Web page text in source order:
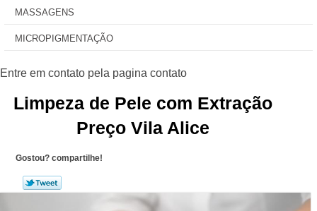
MASSAGENS
MICROPIGMENTAÇÃO
Limpeza de Pele com Extração
Preço Vila Alice
Gostou? compartilhe!